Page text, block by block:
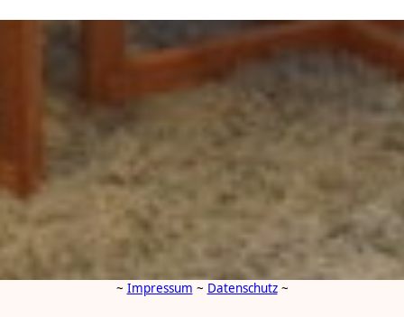
~ Impressum ~ Datenschutz~